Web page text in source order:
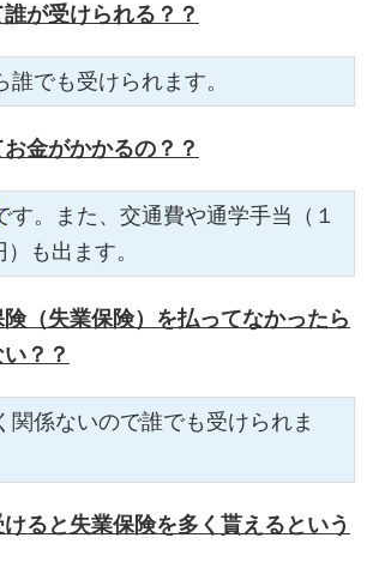
が受けられる？ ？
誰でも受けられます。
金がかかるの？ ？
す。また、交通費や通学手当（１
も出ます。
（失業保険）を払ってなかったら
？ ？
関係ないので誰でも受けられま
ると失業保険を多く貰えるという